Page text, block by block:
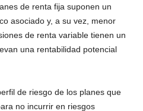
de renta fija suponen un
asociado y, a su vez, menor
de renta variable tienen un
una rentabilidad potencial
de riesgo de los planes que
no incurrir en riesgos